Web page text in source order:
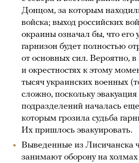
Донцом, за которым
войска; выход российских
окраины означал бы, что его
гарнизон будет полностью
от основных сил. Вероятно, в
и окрестностях к этому
тысяч украинских военных
сложно, поскольку
подразделений началась
которым грозила судьба
Их пришлось эвакуировать.
Выведенные из Лисичанска
занимают оборону на холмах